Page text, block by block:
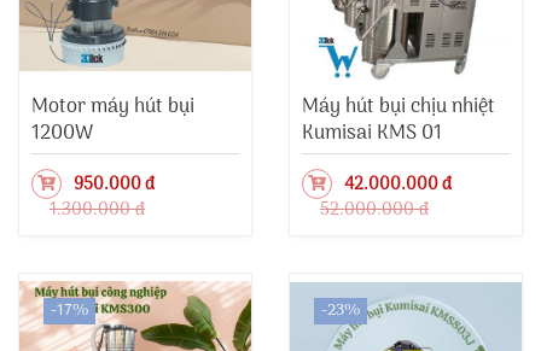
Motor máy hút bụi
1200W
950.000 đ
1.300.000 đ
Máy hút bụi chịu nhiệt
Kumisai KMS 01
42.000.000 đ
52.000.000 đ
-17% -23%